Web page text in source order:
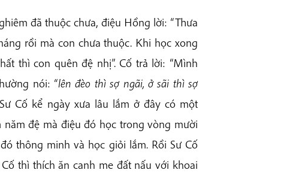
đã thuộc chưa, điệu Hồng lời: “Thưa
rồi mà con chưa thuộc. Khi học xong
thì con quên đệ nhị”. Cố trả lời: “Mình
nói: “lên đèo thì sợ ngãi, ở sãi thì sợ
Cố kể ngày xưa lâu lắm ở đây có một
đệ mà điệu đó học trong vòng mười
thông minh và học giỏi lắm. Rồi Sư Cố
thì thích ăn canh me đất nấu với khoai